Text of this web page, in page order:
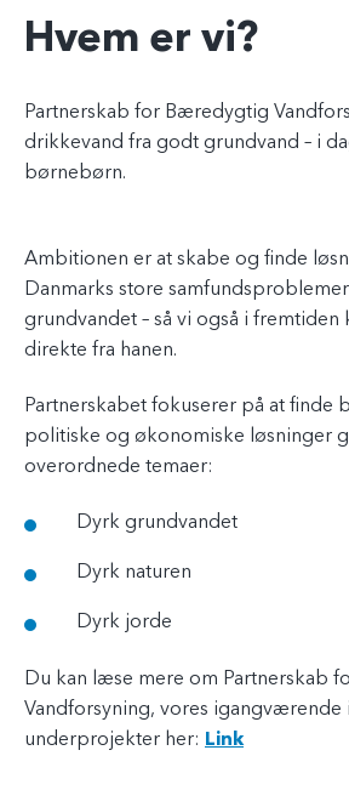
Hvem er vi?
Partnerskab for Bæredygtig
drikkevand fra godt grundvand – i
børnebørn.
Ambitionen er at skabe og finde
Danmarks store
grundvandet – så vi også i fremtiden
direkte fra hanen.
Partnerskabet fokuserer på at finde
politiske og økonomiske løsninger
overordnede temaer:
Dyrk grundvandet
Dyrk naturen
Dyrk jorde
Du kan læse mere om Partnerskab
Vandforsyning, vores igangværende
underprojekter her: Link